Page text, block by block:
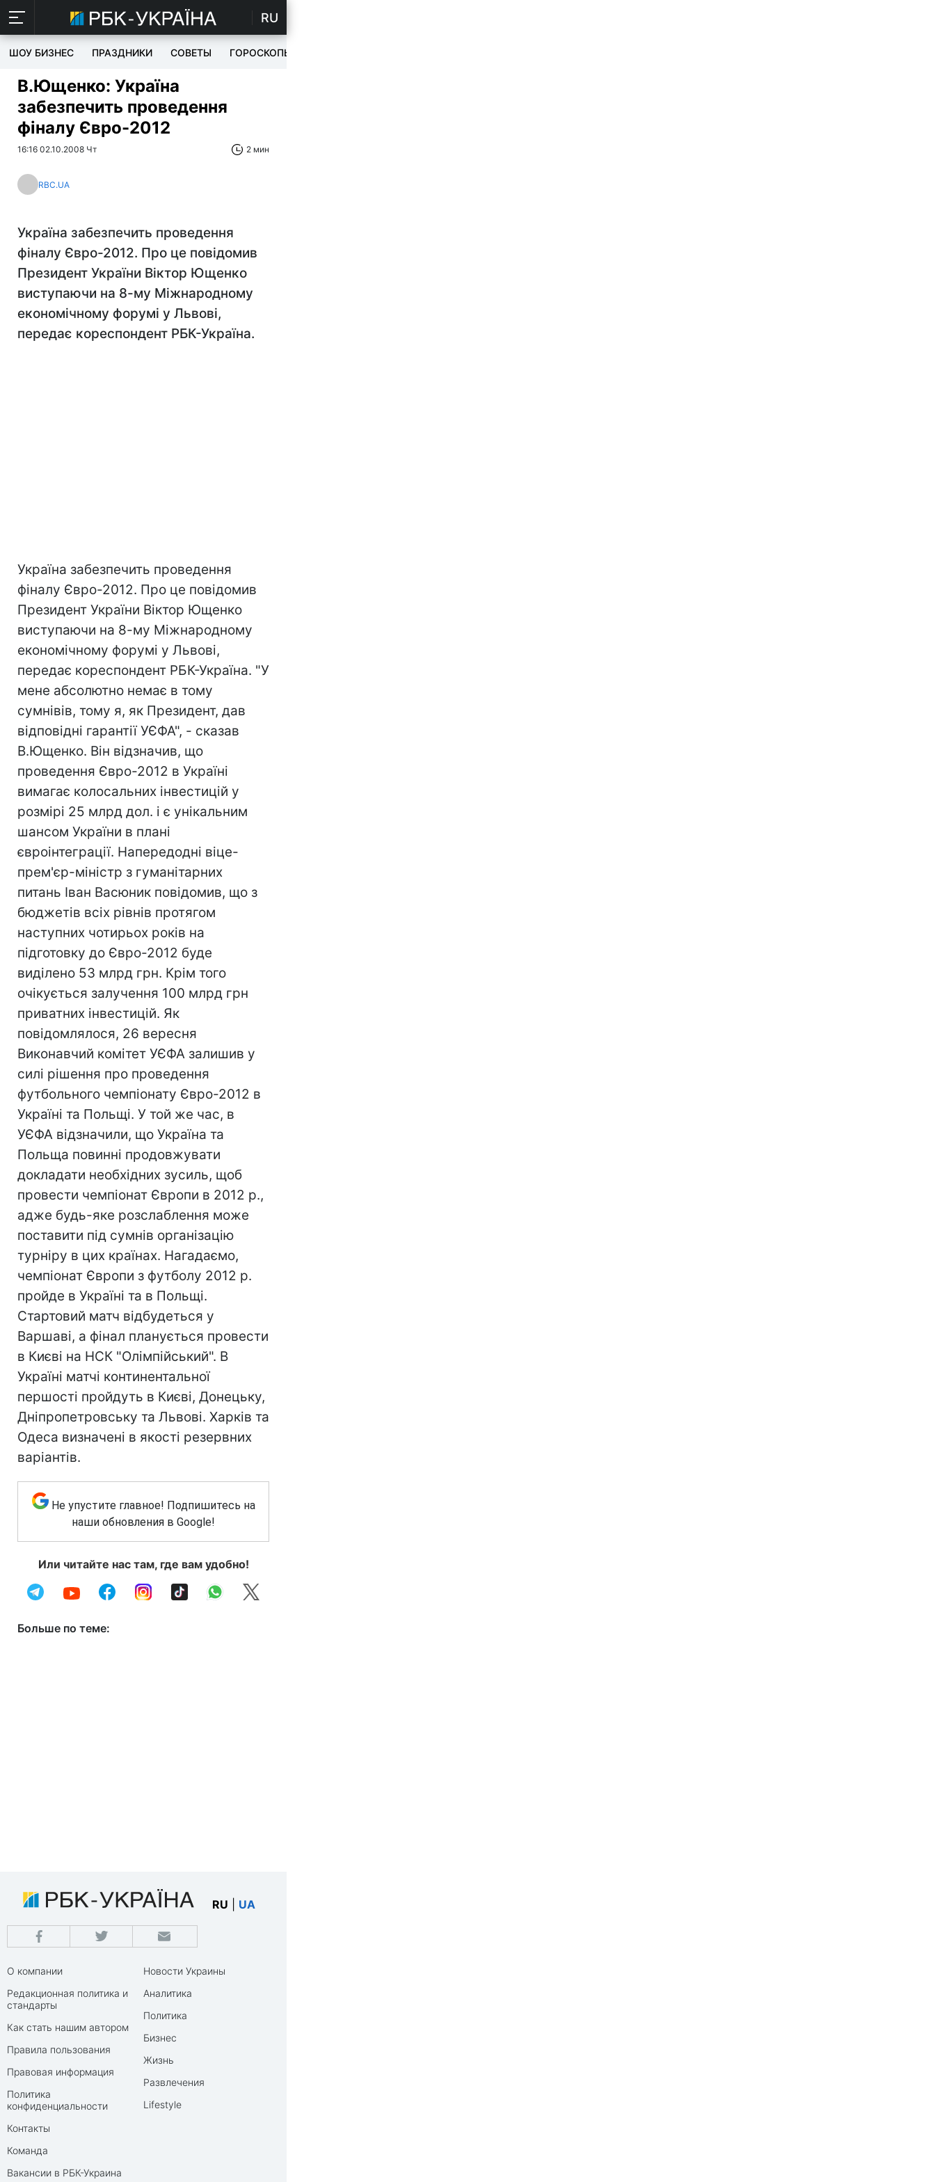
RU
ШОУ БИЗНЕС ПРАЗДНИКИ СОВЕТЫ ГОРОСКОПЫ
В.Ющенко: Україна
забезпечить проведення
фіналу Євро-2012
16:16 02.10.2008 Чт 2 мин
RBC.UA
Україна забезпечить проведення
фіналу Євро-2012. Про це повідомив
Президент України Віктор Ющенко
виступаючи на 8-му Міжнародному
економічному форумі у Львові,
передає кореспондент РБК-Україна.
Україна забезпечить проведення
фіналу Євро-2012. Про це повідомив
Президент України Віктор Ющенко
виступаючи на 8-му Міжнародному
економічному форумі у Львові,
передає кореспондент РБК-Україна. "У
мене абсолютно немає в тому
сумнівів, тому я, як Президент, дав
відповідні гарантії УЄФА", - сказав
В.Ющенко. Він відзначив, що
проведення Євро-2012 в Україні
вимагає колосальних інвестицій у
розмірі 25 млрд дол. і є унікальним
шансом України в плані
євроінтеграції. Напередодні віце-
прем'єр-міністр з гуманітарних
питань Іван Васюник повідомив, що з
бюджетів всіх рівнів протягом
наступних чотирьох років на
підготовку до Євро-2012 буде
виділено 53 млрд грн. Крім того
очікується залучення 100 млрд грн
приватних інвестицій. Як
повідомлялося, 26 вересня
Виконавчий комітет УЄФА залишив у
силі рішення про проведення
футбольного чемпіонату Євро-2012 в
Україні та Польщі. У той же час, в
УЄФА відзначили, що Україна та
Польща повинні продовжувати
докладати необхідних зусиль, щоб
провести чемпіонат Європи в 2012 р.,
адже будь-яке розслаблення може
поставити під сумнів організацію
турніру в цих країнах. Нагадаємо,
чемпіонат Європи з футболу 2012 р.
пройде в Україні та в Польщі.
Стартовий матч відбудеться у
Варшаві, а фінал планується провести
в Києві на НСК "Олімпійський". В
Україні матчі континентальної
першості пройдуть в Києві, Донецьку,
Дніпропетровську та Львові. Харків та
Одеса визначені в якості резервних
варіантів.
Не упустите главное! Подпишитесь на
наши обновления в Google!
Или читайте нас там, где вам удобно!
Больше по теме:
RU UA
О компании
Редакционная политика и
стандарты
Как стать нашим автором
Правила пользования
Правовая информация
Политика
конфиденциальности
Контакты
Команда
Вакансии в РБК-Украина
Новости Украины
Аналитика
Политика
Бизнес
Жизнь
Развлечения
Lifestyle